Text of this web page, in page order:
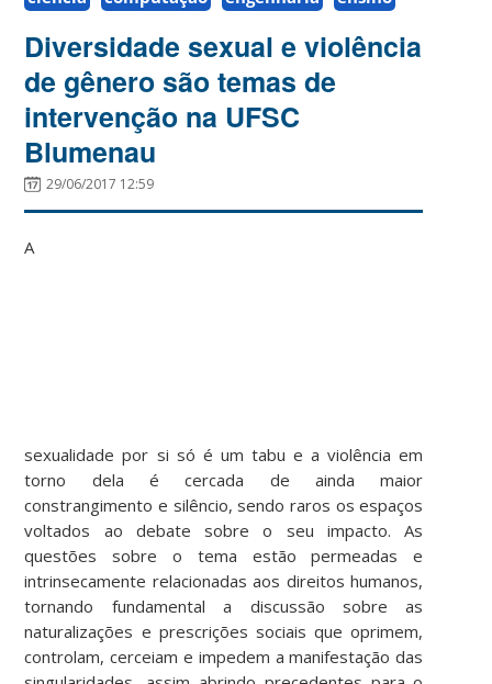
Diversidade sexual e violência
de gênero são temas de
intervenção na UFSC
Blumenau
29/06/2017 12:59
A
sexualidade por si só é um tabu e a violência em
torno dela é cercada de ainda maior
constrangimento e silêncio, sendo raros os espaços
voltados ao debate sobre o seu impacto. As
questões sobre o tema estão permeadas e
intrinsecamente relacionadas aos direitos humanos,
tornando fundamental a discussão sobre as
naturalizações e prescrições sociais que oprimem,
controlam, cerceiam e impedem a manifestação das